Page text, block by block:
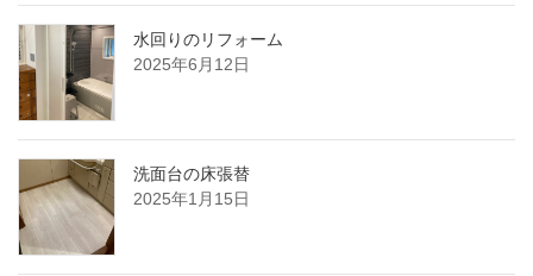
水回りのリフォーム
2025年6月12日
洗面台の床張替
2025年1月15日